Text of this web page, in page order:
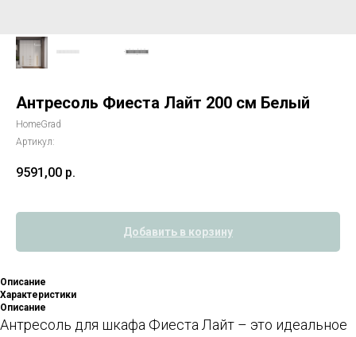
Антресоль Фиеста Лайт 200 см Белый
HomeGrad
Артикул:
9591,00 р.
Добавить в корзину
Описание
Характеристики
Описание
Антресоль для шкафа Фиеста Лайт – это идеальное